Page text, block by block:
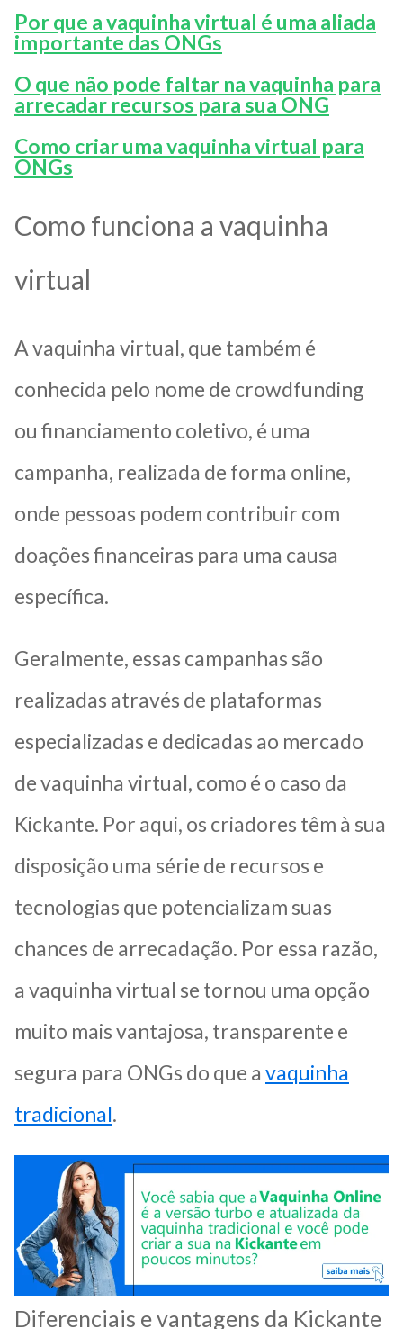
Por que a vaquinha virtual é uma aliada
importante das ONGs
O que não pode faltar na vaquinha para
arrecadar recursos para sua ONG
Como criar uma vaquinha virtual para
ONGs
Como funciona a vaquinha
virtual
A vaquinha virtual, que também é
conhecida pelo nome de crowdfunding
ou financiamento coletivo, é uma
campanha, realizada de forma online,
onde pessoas podem contribuir com
doações financeiras para uma causa
específica.
Geralmente, essas campanhas são
realizadas através de plataformas
especializadas e dedicadas ao mercado
de vaquinha virtual, como é o caso da
Kickante. Por aqui, os criadores têm à sua
disposição uma série de recursos e
tecnologias que potencializam suas
chances de arrecadação. Por essa razão,
a vaquinha virtual se tornou uma opção
muito mais vantajosa, transparente e
segura para ONGs do que a vaquinha
tradicional.
Diferenciais e vantagens da Kickante